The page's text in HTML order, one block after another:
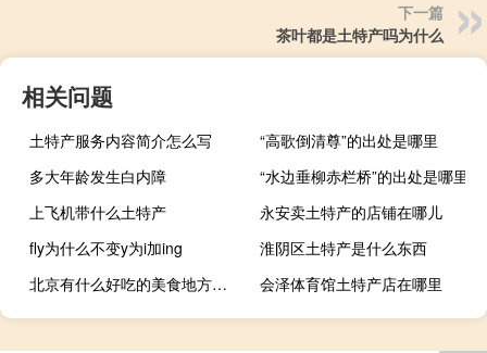
下一篇
茶叶都是土特产吗为什么
相关问题
土特产服务内容简介怎么写
“高歌倒清尊”的出处是哪里
多大年龄发生白内障
“水边垂柳赤栏桥”的出处是哪里
上飞机带什么土特产
永安卖土特产的店铺在哪儿
fly为什么不变y为i加ing
淮阴区土特产是什么东西
北京有什么好吃的美食地方特色
会泽体育馆土特产店在哪里